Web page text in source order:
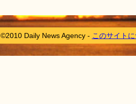
©2010 Daily News Agency - このサイト